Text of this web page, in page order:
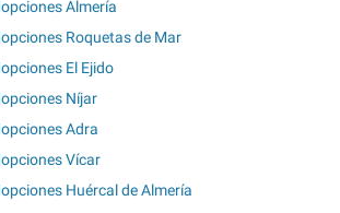
Almería
Roquetas de Mar
El Ejido
Níjar
Adra
Vícar
Huércal de Almería